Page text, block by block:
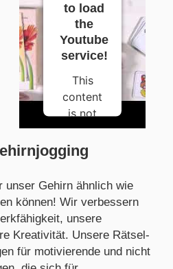
disclosed
to the
visitor.
The
website
owner
needs to
with
CMP to
add this
content
to the
list of
to load
the
Youtube
service!
This
content
is not
permitted
to load
due to
trackers
that are
disclosed
to the
visitor.
unser Gehirn ähnlich wie
können! Wir verbessern
unsere
Kreativität. Unsere Rätsel-
für motivierende und nicht